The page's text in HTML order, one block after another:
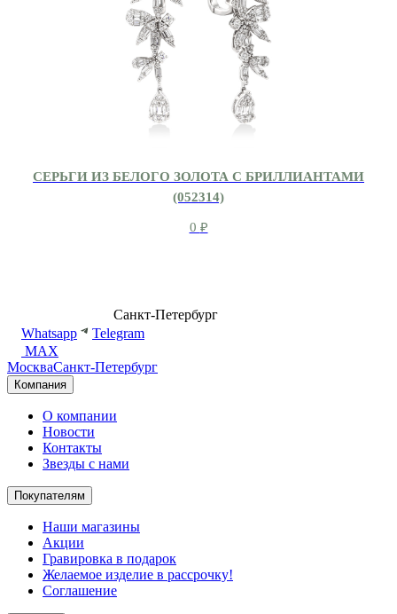
СЕРЬГИ ИЗ БЕЛОГО ЗОЛОТА С БРИЛЛИАНТАМИ
(052314)
0 ₽
Санкт-Петербург
Whatsapp
Telegram
MAX
МоскваСанкт-Петербург
Компания
О компании
Новости
Контакты
Звезды с нами
Покупателям
Наши магазины
Акции
Гравировка в подарок
Желаемое изделие в рассрочку!
Соглашение